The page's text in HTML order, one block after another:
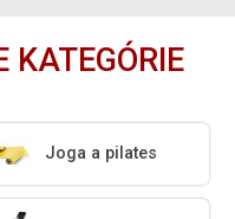
Joga a pilates